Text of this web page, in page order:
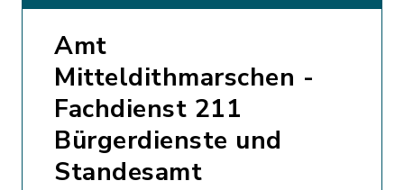
Amt
Mitteldithmarschen -
Fachdienst 211
Bürgerdienste und
Standesamt